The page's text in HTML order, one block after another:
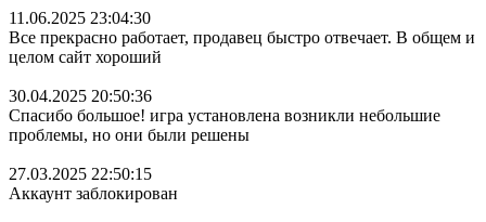
11.06.2025 23:04:30
Все прекрасно работает, продавец быстро отвечает. В общем и
целом сайт хороший
30.04.2025 20:50:36
Спасибо большое! игра установлена возникли небольшие
проблемы, но они были решены
27.03.2025 22:50:15
Аккаунт заблокирован